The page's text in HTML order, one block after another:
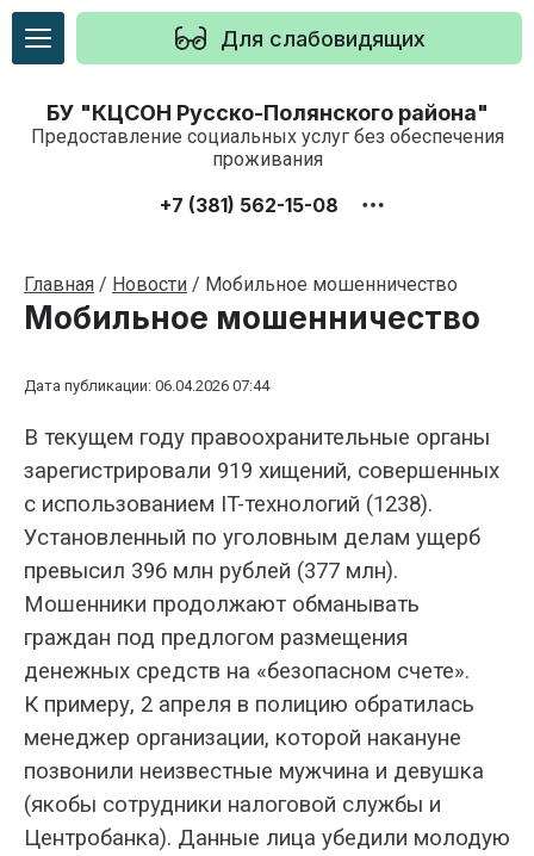
Для слабовидящих
БУ "КЦСОН Русско-Полянского района"
Предоставление социальных услуг без обеспечения
проживания
+7 (381) 562-15-08
Главная / Новости / Мобильное мошенничество
Мобильное мошенничество
Дата публикации: 06.04.2026 07:44
В текущем году правоохранительные органы
зарегистрировали 919 хищений, совершенных
с использованием IT-технологий (1238).
Установленный по уголовным делам ущерб
превысил 396 млн рублей (377 млн).
Мошенники продолжают обманывать
граждан под предлогом размещения
денежных средств на «безопасном счете».
К примеру, 2 апреля в полицию обратилась
менеджер организации, которой накануне
позвонили неизвестные мужчина и девушка
(якобы сотрудники налоговой службы и
Центробанка). Данные лица убедили молодую